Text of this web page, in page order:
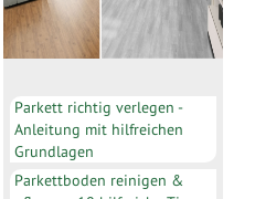
Parkett richtig verlegen -
Anleitung mit hilfreichen
Grundlagen
Parkettboden reinigen &